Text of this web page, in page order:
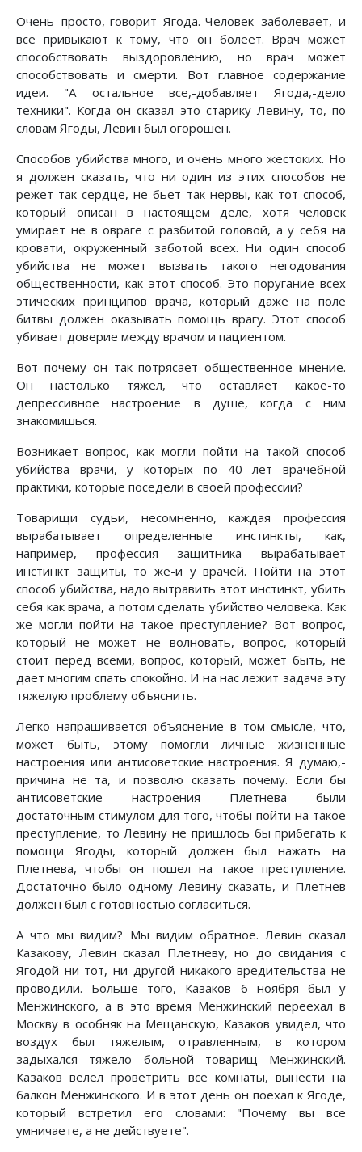
Очень просто,-говорит Ягода.-Человек заболевает, и
все привыкают к тому, что он болеет. Врач может
способствовать выздоровлению, но врач может
способствовать и смерти. Вот главное содержание
идеи. "А остальное все,-добавляет Ягода,-дело
техники". Когда он сказал это старику Левину, то, по
словам Ягоды, Левин был огорошен.
Способов убийства много, и очень много жестоких. Но
я должен сказать, что ни один из этих способов не
режет так сердце, не бьет так нервы, как тот способ,
который описан в настоящем деле, хотя человек
умирает не в овраге с разбитой головой, а у себя на
кровати, окруженный заботой всех. Ни один способ
убийства не может вызвать такого негодования
общественности, как этот способ. Это-поругание всех
этических принципов врача, который даже на поле
битвы должен оказывать помощь врагу. Этот способ
убивает доверие между врачом и пациентом.
Вот почему он так потрясает общественное мнение.
Он настолько тяжел, что оставляет какое-то
депрессивное настроение в душе, когда с ним
знакомишься.
Возникает вопрос, как могли пойти на такой способ
убийства врачи, у которых по 40 лет врачебной
практики, которые поседели в своей профессии?
Товарищи судьи, несомненно, каждая профессия
вырабатывает определенные инстинкты, как,
например, профессия защитника вырабатывает
инстинкт защиты, то же-и у врачей. Пойти на этот
способ убийства, надо вытравить этот инстинкт, убить
себя как врача, а потом сделать убийство человека. Как
же могли пойти на такое преступление? Вот вопрос,
который не может не волновать, вопрос, который
стоит перед всеми, вопрос, который, может быть, не
дает многим спать спокойно. И на нас лежит задача эту
тяжелую проблему объяснить.
Легко напрашивается объяснение в том смысле, что,
может быть, этому помогли личные жизненные
настроения или антисоветские настроения. Я думаю,-
причина не та, и позволю сказать почему. Если бы
антисоветские настроения Плетнева были
достаточным стимулом для того, чтобы пойти на такое
преступление, то Левину не пришлось бы прибегать к
помощи Ягоды, который должен был нажать на
Плетнева, чтобы он пошел на такое преступление.
Достаточно было одному Левину сказать, и Плетнев
должен был с готовностью согласиться.
А что мы видим? Мы видим обратное. Левин сказал
Казакову, Левин сказал Плетневу, но до свидания с
Ягодой ни тот, ни другой никакого вредительства не
проводили. Больше того, Казаков 6 ноября был у
Менжинского, а в это время Менжинский переехал в
Москву в особняк на Мещанскую, Казаков увидел, что
воздух был тяжелым, отравленным, в котором
задыхался тяжело больной товарищ Менжинский.
Казаков велел проветрить все комнаты, вынести на
балкон Менжинского. И в этот день он поехал к Ягоде,
который встретил его словами: "Почему вы все
умничаете, а не действуете".